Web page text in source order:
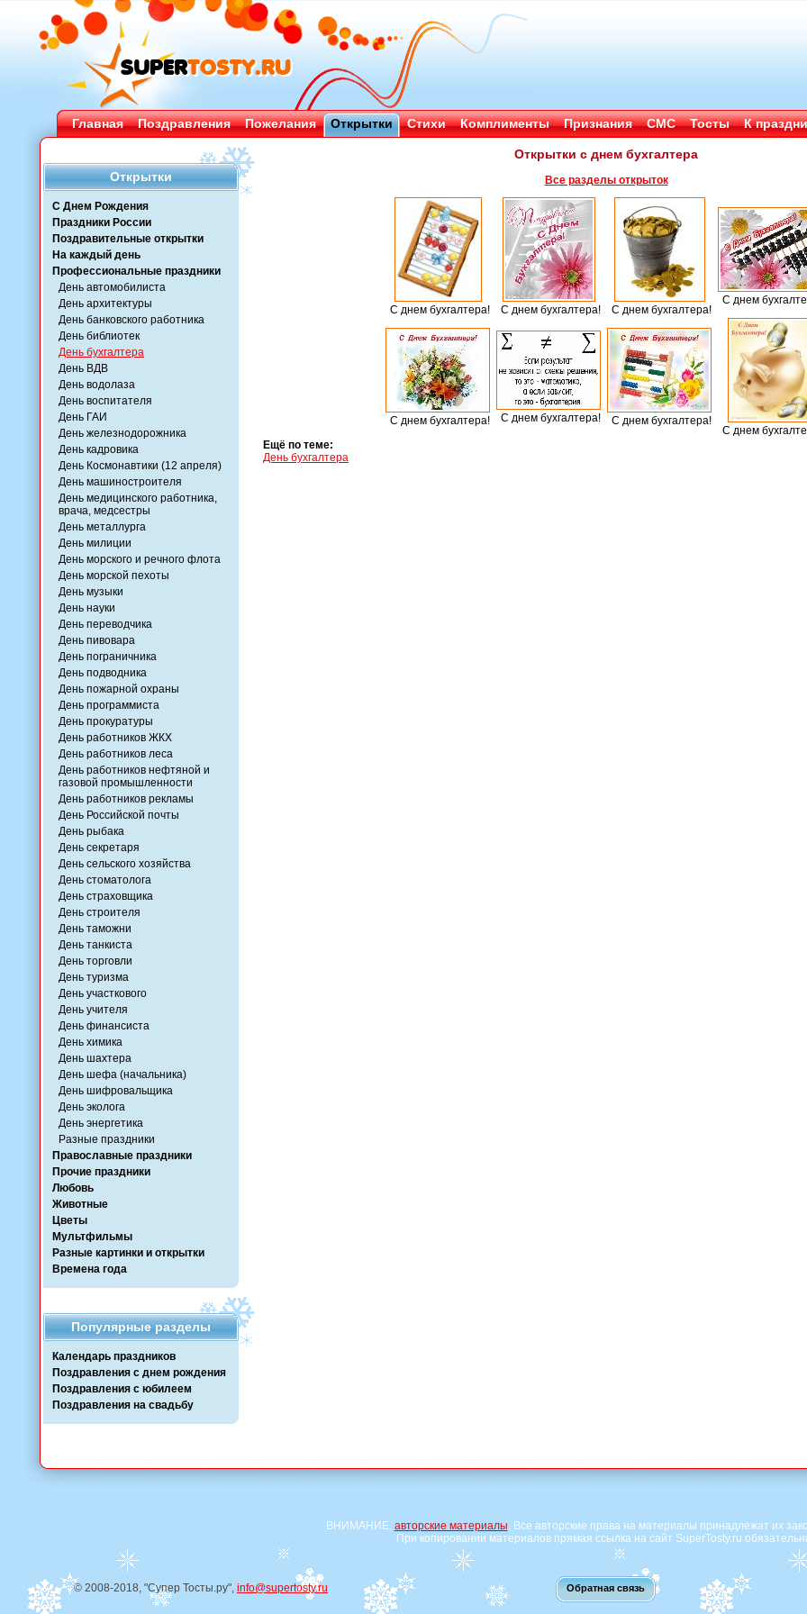
Главная Поздравления Пожелания Открытки Стихи Комплименты Признания СМС Тосты К
Открытки
С Днем Рождения
Праздники России
Поздравительные открытки
На каждый день
Профессиональные праздники
День автомобилиста
День архитектуры
День банковского работника
День библиотек
День бухгалтера
День ВДВ
День водолаза
День воспитателя
День ГАИ
День железнодорожника
День кадровика
День Космонавтики (12 апреля)
День машиностроителя
День медицинского работника,
врача, медсестры
День металлурга
День милиции
День морского и речного флота
День морской пехоты
День музыки
День науки
День переводчика
День пивовара
День пограничника
День подводника
День пожарной охраны
День программиста
День прокуратуры
День работников ЖКХ
День работников леса
День работников нефтяной и
газовой промышленности
День работников рекламы
День Российской почты
День рыбака
День секретаря
День сельского хозяйства
День стоматолога
День страховщика
День строителя
День таможни
День танкиста
День торговли
День туризма
День участкового
День учителя
День финансиста
День химика
День шахтера
День шефа (начальника)
День шифровальщика
День эколога
День энергетика
Разные праздники
Православные праздники
Прочие праздники
Любовь
Животные
Цветы
Мультфильмы
Разные картинки и открытки
Времена года
Популярные разделы
Календарь праздников
Поздравления с днем рождения
Поздравления с юбилеем
Поздравления на свадьбу
Открытки с днем бухгалтера
Все разделы открыток
С днем бухгалтера! С днем бухгалтера! С днем бухгалтера!
С днем
С днем бухгалтера! С днем бухгалтера! С днем бухгалтера!
С днем
Ещё по теме:
День бухгалтера
ВНИМАНИЕ, авторские материалы. Все авторские права на материалы принадлежат их
При копировании материалов прямая ссылка на сайт SuperTosty.ru
© 2008-2018, "Супер Тосты.ру", info@supertosty.ru Обратная связь